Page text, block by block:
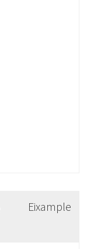
Eixample